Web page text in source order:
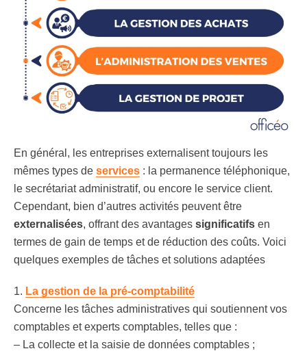
En général, les entreprises externalisent toujours les
mêmes types de services : la permanence téléphonique,
le secrétariat administratif, ou encore le service client.
Cependant, bien d’autres activités peuvent être
externalisées, offrant des avantages significatifs en
termes de gain de temps et de réduction des coûts. Voici
quelques exemples de tâches et solutions adaptées
1. La gestion de la pré-comptabilité
Concerne les tâches administratives qui soutiennent vos
comptables et experts comptables, telles que :
– La collecte et la saisie de données comptables ;